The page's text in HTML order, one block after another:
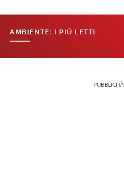
AMBIENTE: I PIÙ LETTI
PUBBLICITÀ